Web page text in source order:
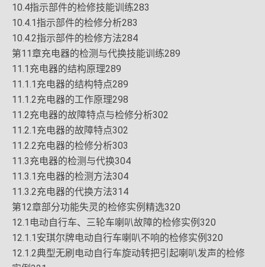
10.4指示部件的检修技能训练283
10.4.1指示部件的检修分析283
10.4.2指示部件的检修方法284
第11章充电器的检测与代换技能训练289
11.1充电器的结构原理289
11.1.1充电器的结构特点289
11.1.2充电器的工作原理298
11.2充电器的故障特点与检修分析302
11.2.1充电器的故障特点302
11.2.2充电器的检修分析303
11.3充电器的检测与代换304
11.3.1充电器的检测方法304
11.3.2充电器的代换方法314
第12章部分功能失灵的检修实例精选320
12.1电动自行车、三轮车喇叭故障的检修实例320
12.1.1安琪尔牌电动自行车喇叭不响的检修实例320
12.1.2典型无刷电动自行车旋动转把引起喇叭发声的检修